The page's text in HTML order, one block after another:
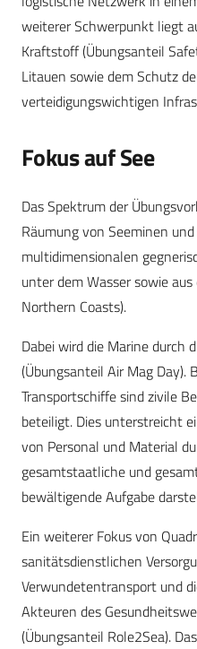
weiterer Schwerpunkt liegt
Kraftstoff (Übungsanteil
Litauen sowie dem Schutz
verteidigungswichtigen
Fokus auf See
Das Spektrum der
Räumung von Seeminen
multidimensionalen
unter dem Wasser sowie
Northern Coasts).
Dabei wird die Marine
(Übungsanteil Air Mag Day).
Transportschiffe sind zivile
beteiligt. Dies unterstreicht
von Personal und Material
gesamtstaatliche und
bewältigende Aufgabe
Ein weiterer Fokus von
sanitätsdienstlichen
Verwundetentransport und
Akteuren des
(Übungsanteil Role2Sea).